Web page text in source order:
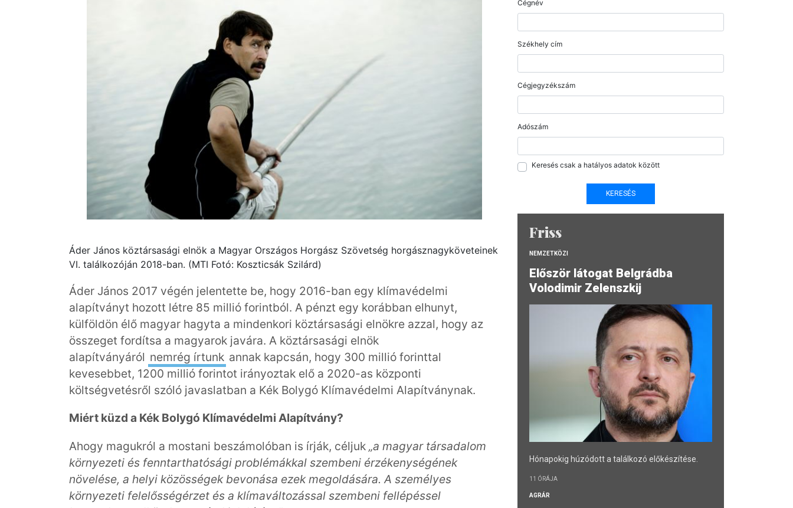
Áder János köztársasági elnök a Magyar Országos Horgász Szövetség horgásznagyköveteinek
VI. találkozóján 2018-ban. (MTI Fotó: Koszticsák Szilárd)
Áder János 2017 végén jelentette be, hogy 2016-ban egy klímavédelmi
alapítványt hozott létre 85 millió forintból. A pénzt egy korábban elhunyt,
külföldön élő magyar hagyta a mindenkori köztársasági elnökre azzal, hogy az
összeget fordítsa a magyarok javára. A köztársasági elnök
alapítványáról nemrég írtunk annak kapcsán, hogy 300 millió forinttal
kevesebbet, 1200 millió forintot irányoztak elő a 2020-as központi
költségvetésről szóló javaslatban a Kék Bolygó Klímavédelmi Alapítványnak.
Miért küzd a Kék Bolygó Klímavédelmi Alapítvány?
Ahogy magukról a mostani beszámolóban is írják, céljuk „a magyar társadalom
környezeti és fenntarthatósági problémákkal szembeni érzékenységének
növelése, a helyi közösségek bevonása ezek megoldására. A személyes
környezeti felelősségérzet és a klímaváltozással szembeni fellépéssel
Cégnév
Székhely cím
Cégjegyzékszám
Adószám
Keresés csak a hatályos adatok között
Friss
NEMZETKÖZI
Először látogat Belgrádba
Volodimir Zelenszkij
Hónapokig húzódott a találkozó előkészítése.
11 ÓRÁJA
AGRÁR